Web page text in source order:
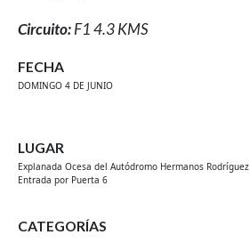
Circuito:F1 4.3 KMS
FECHA
DOMINGO 4 DE JUNIO
LUGAR
Explanada Ocesa del Autódromo Hermanos Rodríguez
Entrada por Puerta 6
CATEGORÍAS